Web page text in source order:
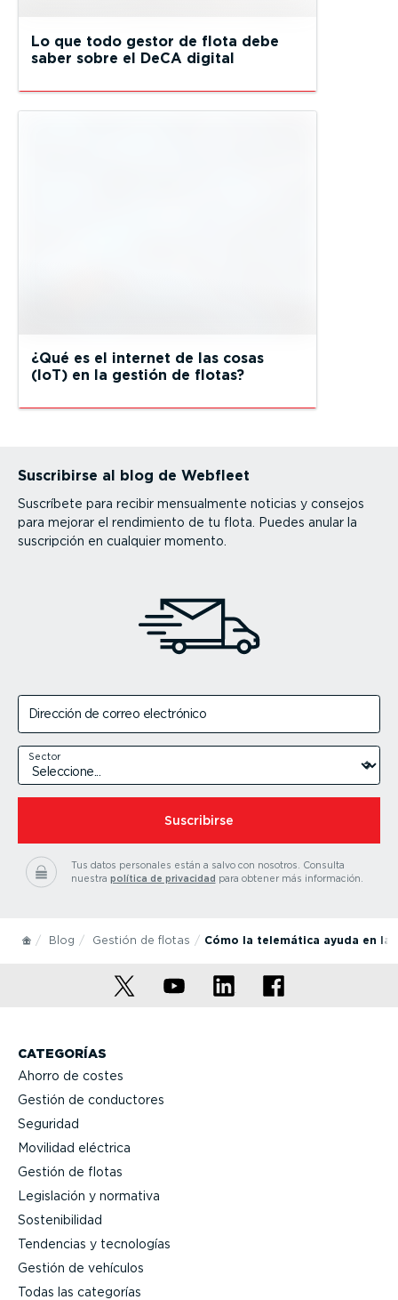
Lo que todo gestor de flota debe
saber sobre el DeCA digital
¿Qué es el internet de las cosas
(IoT) en la gestión de flotas?
Suscribirse al blog de Webfleet
Suscríbete para recibir mensualmente noticias y consejos
para mejorar el rendimiento de tu flota. Puedes anular la
suscripción en cualquier momento.
Dirección de correo electrónico
Sector
Suscribirse
Tus datos personales están a salvo con nosotros. Consulta
nuestra política de privacidad para obtener más información.
Blog Gestión de flotas Cómo la telemática ayuda en
CATEGORÍAS
Ahorro de costes
Gestión de conductores
Seguridad
Movilidad eléctrica
Gestión de flotas
Legislación y normativa
Sostenibilidad
Tendencias y tecnologías
Gestión de vehículos
Todas las categorías